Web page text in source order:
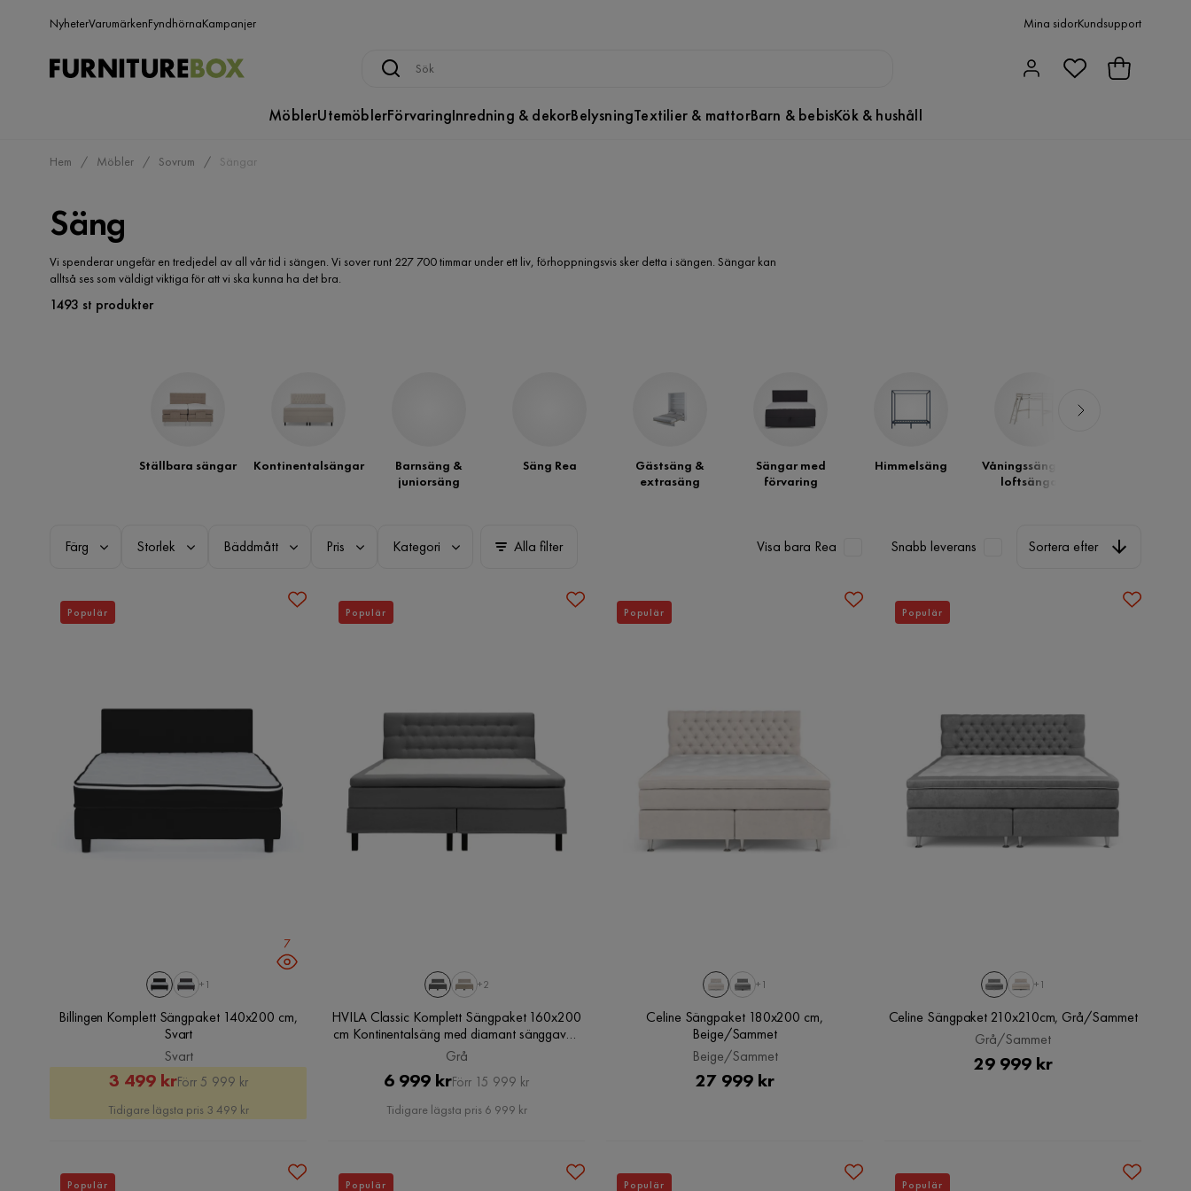
NyheterVarumärkenFyndhörnaKampanjer Mina sidorKundsupport
MöblerUtemöblerFörvaringInredning & dekorBelysningTextilier & mattorBarn & bebisKök & hushåll
Hem Möbler Sovrum Sängar
Säng
Vi spenderar ungefär en tredjedel av all vår tid i sängen. Vi sover runt 227 700 timmar under ett liv, förhoppningsvis sker detta i sängen. Sängar kan
alltså ses som väldigt viktiga för att vi ska kunna ha det bra.
1493 st produkter
Ställbara sängar Kontinentalsängar
Barnsäng &
juniorsäng
Säng Rea
Gästsäng &
extrasäng
Sängar med
förvaring
Himmelsäng
Våningssängar &
loftsängar
Färg Storlek Bäddmått Pris Kategori Alla filter Visa bara Rea Snabb leverans Sortera efter
7
+1
Billingen Komplett Sängpaket 140x200 cm,
Svart
Svart
Rabatterat
Pris
3 499 krOriginal
Pris
Förr 5 999 kr
Tidigare lägsta pris 3 499 kr
Populär
+2
HVILA Classic Komplett Sängpaket 160x200
cm Kontinentalsäng med diamant sänggavel,
Grå
Grå
Pris
6 999 krOriginal
Pris
Förr 15 999 kr
Tidigare lägsta pris 6 999 kr
Populär
+1
Celine Sängpaket 180x200 cm,
Beige/Sammet
Beige/Sammet
Pris
27 999 kr
Populär
+1
Celine Sängpaket 210x210cm, Grå/Sammet
Grå/Sammet
Pris
29 999 kr
Populär
Populär Populär Populär Populär